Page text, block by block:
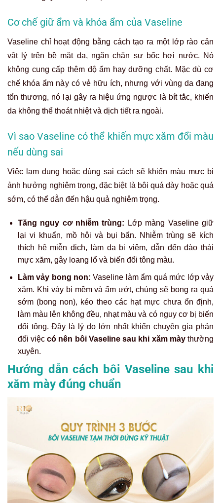
Cơ chế giữ ẩm và khóa ẩm của Vaseline
Vaseline chỉ hoạt động bằng cách tạo ra một lớp rào cản
vật lý trên bề mặt da, ngăn chặn sự bốc hơi nước. Nó
không cung cấp thêm độ ẩm hay dưỡng chất. Mặc dù cơ
chế khóa ẩm này có vẻ hữu ích, nhưng với vùng da đang
tổn thương, nó lại gây ra hiệu ứng ngược là bít tắc, khiến
da không thể thoát nhiệt và dịch tiết ra ngoài.
Vì sao Vaseline có thể khiến mực xăm đổi màu
nếu dùng sai
Việc lạm dụng hoặc dùng sai cách sẽ khiến màu mực bị
ảnh hưởng nghiêm trọng, đặc biệt là bôi quá dày hoặc quá
sớm, có thể dẫn đến hậu quả nghiêm trọng.
Tăng nguy cơ nhiễm trùng: Lớp màng Vaseline giữ
lại vi khuẩn, mồ hôi và bụi bẩn. Nhiễm trùng sẽ kích
thích hệ miễn dịch, làm da bị viêm, dẫn đến đào thải
mực xăm, gây loang lổ và biến đổi tông màu.
Làm vảy bong non: Vaseline làm ẩm quá mức lớp vảy
xăm. Khi vảy bị mềm và ẩm ướt, chúng sẽ bong ra quá
sớm (bong non), kéo theo các hạt mực chưa ổn định,
làm màu lên không đều, nhạt màu và có nguy cơ bị biến
đổi tông. Đây là lý do lớn nhất khiến chuyên gia phản
đối việccó nên bôi Vaseline sau khi xăm màythường
xuyên.
Hướng dẫn cách bôi Vaseline sau khi
xăm mày đúng chuẩn